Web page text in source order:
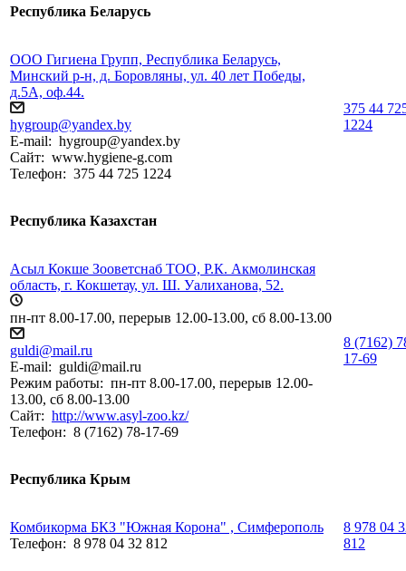
Республика Беларусь
ООО Гигиена Групп, Республика Беларусь,
Минский р-н, д. Боровляны, ул. 40 лет Победы,
д.5А, оф.44.
hygroup@yandex.by
E-mail: hygroup@yandex.by
Сайт: www.hygiene-g.com
Телефон: 375 44 725 1224
375 44
1224
Республика Казахстан
Асыл Кокше Зооветснаб ТОО, Р.К. Акмолинская
область, г. Кокшетау, ул. Ш. Уалиханова, 52.
пн-пт 8.00-17.00, перерыв 12.00-13.00, сб 8.00-13.00
guldi@mail.ru
E-mail: guldi@mail.ru
Режим работы: пн-пт 8.00-17.00, перерыв 12.00-
13.00, сб 8.00-13.00
Сайт: http://www.asyl-zoo.kz/
Телефон: 8 (7162) 78-17-69
8 (7162)
17-69
Республика Крым
Комбикорма БКЗ "Южная Корона" , Симферополь
Телефон: 8 978 04 32 812
8 978 04
812